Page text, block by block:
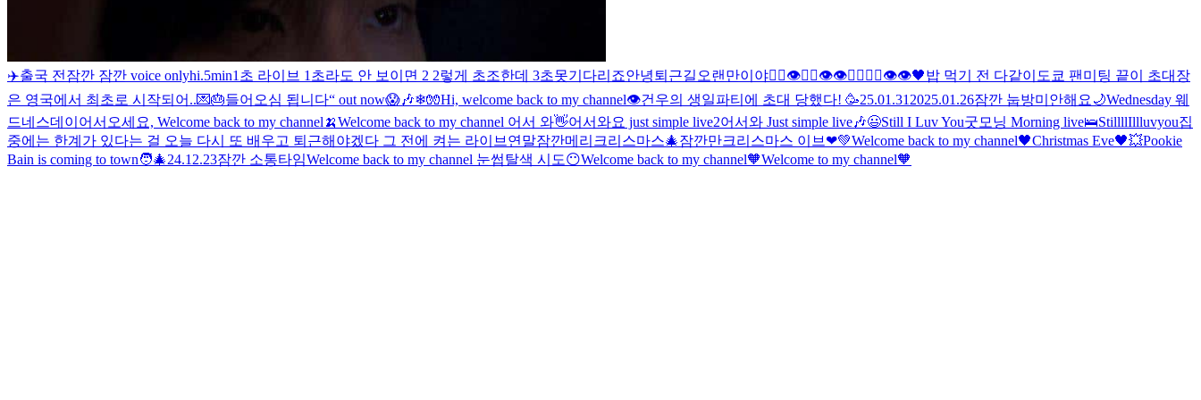
✈️출국 전 잠깐 잠깐 voice onlyhi.5min1초 라이브 1초라도 안 보이면 2 2렇게 초조한데 3초못기다리죠안녕퇴근길 오랜만이야🖐🏻👁🖐🏻👁👁🖐🏻🖐🏻👁👁🖤밥 먹기 전 다같이 도쿄 팬미팅 끝이 초대장
은 영국에서 최초로 시작되어..💌🎂들어오심 됩니다“ out now😱🎶❄🧤Hi, welcome back to my channel👁️건우의 생일파티에 초대 당했다! 🥳25.01.31 2025.01.26잠깐 눕방미안해요 🌙Wednesday 웨
드네스데이 어서오세요, Welcome back to my channel🍌Welcome back to my channel 어서 와👋어서와요 just simple live2어서와 Just simple live🎶😃Still I Luv You굿모닝 Morning live🛌StillllIllluvyou집
중에는 한계가 있다는 걸 오늘 다시 또 배우고 퇴근해야겠다 그 전에 켜는 라이브 연말잠깐메리크리스마스🎄잠깐만크리스마스 이브❤💚Welcome back to my channel🖤Christmas Eve🖤💥Pookie
Bain is coming to town🧑‍🎄24.12.23잠깐 소통타임Welcome back to my channel 눈썹탈색 시도😶Welcome back to my channel🧡Welcome to my channel🧡